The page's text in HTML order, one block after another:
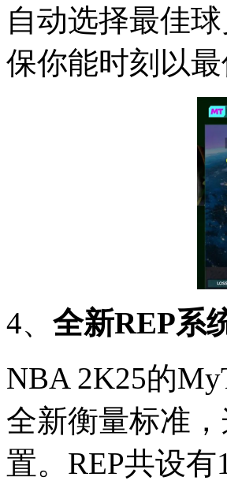
自动选择最佳
保你能时刻以
4、 全新REP系
NBA 2K25的
全新衡量标准
置。REP共设